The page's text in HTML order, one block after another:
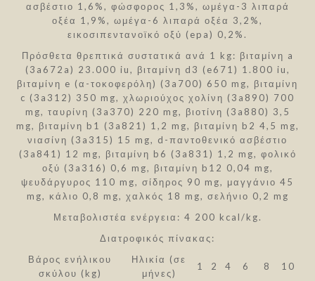
ασβέστιο 1,6%, φώσφορος 1,3%, ωμέγα-3 λιπαρά
οξέα 1,9%, ωμέγα-6 λιπαρά οξέα 3,2%,
εικοσιπεντανοϊκό οξύ (epa) 0,2%.
Πρόσθετα θρεπτικά συστατικά ανά 1 kg: βιταμίνη a
(3a672a) 23.000 iu, βιταμίνη d3 (e671) 1.800 iu,
βιταμίνη e (α-τοκοφερόλη) (3a700) 650 mg, βιταμίνη
c (3a312) 350 mg, χλωριούχος χολίνη (3a890) 700
mg, ταυρίνη (3a370) 220 mg, βιοτίνη (3a880) 3,5
mg, βιταμίνη b1 (3a821) 1,2 mg, βιταμίνη b2 4,5 mg,
νιασίνη (3a315) 15 mg, d-παντοθενικό ασβέστιο
(3a841) 12 mg, βιταμίνη b6 (3a831) 1,2 mg, φολικό
οξύ (3a316) 0,6 mg, βιταμίνη b12 0,04 mg,
ψευδάργυρος 110 mg, σίδηρος 90 mg, μαγγάνιο 45
mg, κάλιο 0,8 mg, χαλκός 18 mg, σελήνιο 0,2 mg
Μεταβολιστέα ενέργεια: 4 200 kcal/kg.
Διατροφικός πίνακας:
Βάρος ενήλικου
σκύλου (kg)
Ηλικία (σε
μήνες)
1 2 4 6 8 10